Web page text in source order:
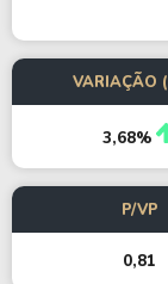
VARIAÇÃO
3,68%
P/VP
0,81